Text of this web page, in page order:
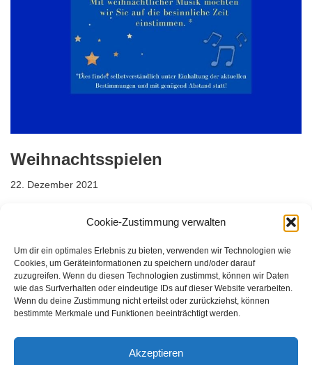
Cookie-Zustimmung verwalten
Um dir ein optimales Erlebnis zu bieten, verwenden wir Technologien wie
Cookies, um Geräteinformationen zu speichern und/oder darauf
zuzugreifen. Wenn du diesen Technologien zustimmst, können wir Daten
wie das Surfverhalten oder eindeutige IDs auf dieser Website verarbeiten.
Wenn du deine Zustimmung nicht erteilst oder zurückziehst, können
bestimmte Merkmale und Funktionen beeinträchtigt werden.
Akzeptieren
Weihnachtsspielen
22. Dezember 2021
turbulentes Jahr dem Ende zu. Um Sie in weihnachtliche
Stimmung zu versetzen, erfolgt das…Weiterlesen »